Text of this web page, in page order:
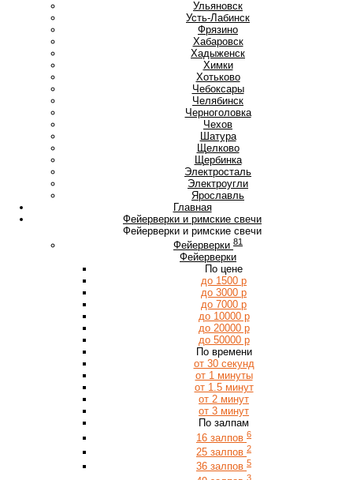
Ульяновск
Усть-Лабинск
Фрязино
Хабаровск
Хадыженск
Химки
Хотьково
Чебоксары
Челябинск
Черноголовка
Чехов
Шатура
Щелково
Щербинка
Электросталь
Электроугли
Ярославль
Главная
Фейерверки и римские свечи
Фейерверки и римские свечи
Фейерверки 81
Фейерверки
По цене
до 1500 р
до 3000 р
до 7000 р
до 10000 р
до 20000 р
до 50000 р
По времени
от 30 секунд
от 1 минуты
от 1.5 минут
от 2 минут
от 3 минут
По залпам
16 залпов 6
25 залпов 2
36 залпов 5
3